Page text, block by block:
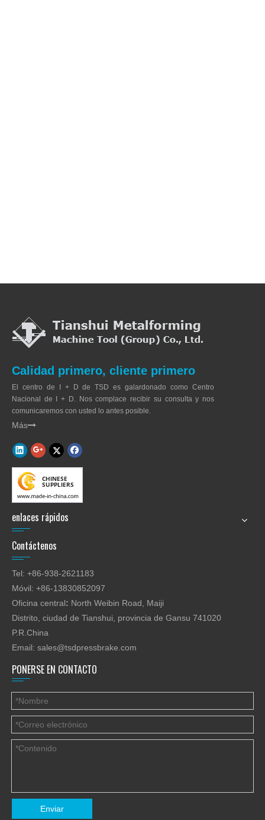
Calidad primero, cliente primero
El centro de I + D de TSD es galardonado como Centro
Nacional de I + D. Nos complace recibir su consulta y nos
comunicaremos con usted lo antes posible.
Más
enlaces rápidos
Contáctenos
Tel: +86-938-2621183
Móvil: +86-13830852097
Oficina central: North Weibin Road, Maiji
Distrito, ciudad de Tianshui, provincia de Gansu 741020
P.R.China
Email: sales@tsdpressbrake.com
PONERSE EN CONTACTO
Enviar